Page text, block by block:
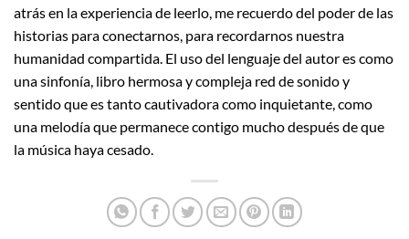
atrás en la experiencia de leerlo, me recuerdo del poder de las
historias para conectarnos, para recordarnos nuestra
humanidad compartida. El uso del lenguaje del autor es como
una sinfonía, libro hermosa y compleja red de sonido y
sentido que es tanto cautivadora como inquietante, como
una melodía que permanece contigo mucho después de que
la música haya cesado.